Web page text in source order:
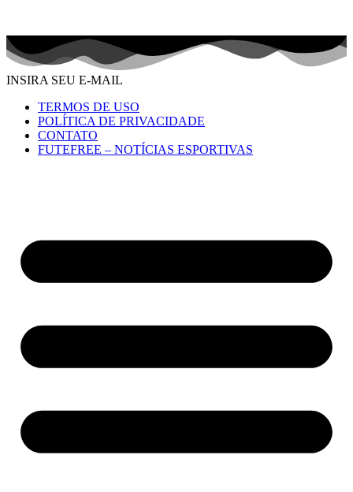
INSIRA SEU E-MAIL
TERMOS DE USO
POLÍTICA DE PRIVACIDADE
CONTATO
FUTEFREE – NOTÍCIAS ESPORTIVAS